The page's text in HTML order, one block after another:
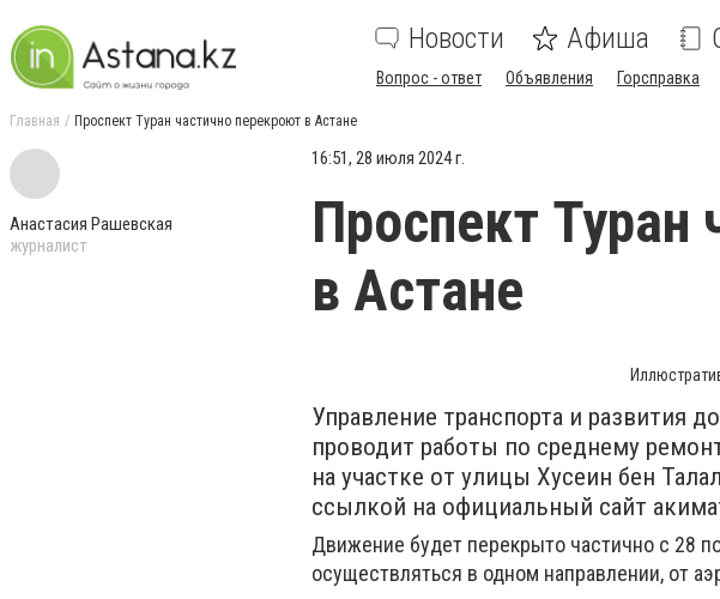
Новости Афиша
Вопрос - ответ Объявления Горсправка
Главная Проспект Туран частично перекроют в Астане
Анастасия Рашевская
журналист
16:51, 28 июля 2024 г.
Проспект Туран
в Астане
Управление транспорта и развития
проводит работы по среднему
на участке от улицы Хусеин бен
ссылкой на официальный сайт
Движение будет перекрыто частично с 28
осуществляться в одном направлении, от